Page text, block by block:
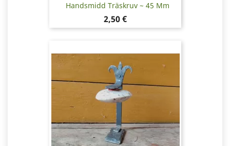
Handsmidd Träskruv ~ 45 Mm
Pris
2,50 €